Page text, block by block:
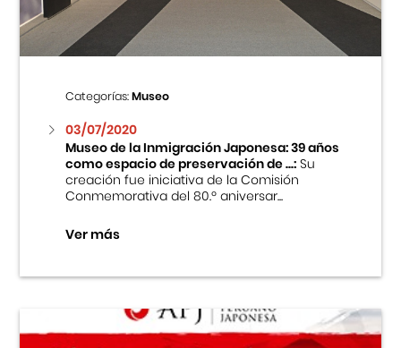
Categorías:Museo
03/07/2020
Museo de la Inmigración Japonesa: 39 años
como espacio de preservación de ...:Su
creación fue iniciativa de la Comisión
Conmemorativa del 80.º aniversar...
Ver más